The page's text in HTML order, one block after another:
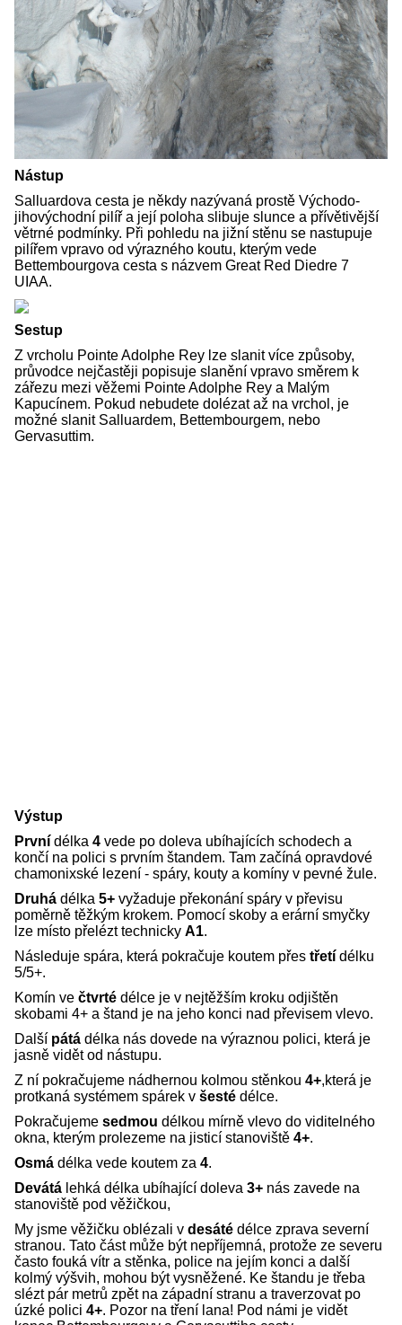
Nástup
Salluardova cesta je někdy nazývaná prostě Východo-
jihovýchodní pilíř a její poloha slibuje slunce a přívětivější
větrné podmínky. Při pohledu na jižní stěnu se nastupuje
pilířem vpravo od výrazného koutu, kterým vede
Bettembourgova cesta s názvem Great Red Diedre 7
UIAA.
Sestup
Z vrcholu Pointe Adolphe Rey lze slanit více způsoby,
průvodce nejčastěji popisuje slanění vpravo směrem k
zářezu mezi věžemi Pointe Adolphe Rey a Malým
Kapucínem. Pokud nebudete dolézat až na vrchol, je
možné slanit Salluardem, Bettembourgem, nebo
Gervasuttim.
Výstup
První délka 4 vede po doleva ubíhajících schodech a
končí na polici s prvním štandem. Tam začíná opravdové
chamonixské lezení - spáry, kouty a komíny v pevné žule.
Druhá délka 5+ vyžaduje překonání spáry v převisu
poměrně těžkým krokem. Pomocí skoby a erární smyčky
lze místo přelézt technicky A1.
Následuje spára, která pokračuje koutem přes třetí délku
5/5+.
Komín ve čtvrté délce je v nejtěžším kroku odjištěn
skobami 4+ a štand je na jeho konci nad převisem vlevo.
Další pátá délka nás dovede na výraznou polici, která je
jasně vidět od nástupu.
Z ní pokračujeme nádhernou kolmou stěnkou 4+,která je
protkaná systémem spárek v šesté délce.
Pokračujeme sedmou délkou mírně vlevo do viditelného
okna, kterým prolezeme na jisticí stanoviště 4+.
Osmá délka vede koutem za 4.
Devátá lehká délka ubíhající doleva 3+ nás zavede na
stanoviště pod věžičkou,
My jsme věžičku oblézali v desáté délce zprava severní
stranou. Tato část může být nepříjemná, protože ze severu
často fouká vítr a stěnka, police na jejím konci a další
kolmý výšvih, mohou být vysněžené. Ke štandu je třeba
slézt pár metrů zpět na západní stranu a traverzovat po
úzké polici 4+. Pozor na tření lana! Pod námi je vidět